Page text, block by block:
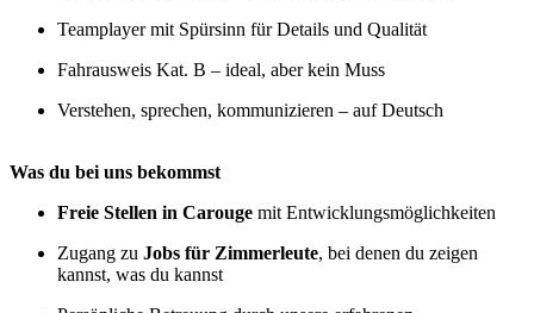
Teamplayer mit Spürsinn für Details und Qualität
Fahrausweis Kat. B – ideal, aber kein Muss
Verstehen, sprechen, kommunizieren – auf Deutsch
Was du bei uns bekommst
Freie Stellen in Carouge mit Entwicklungsmöglichkeiten
Zugang zu Jobs für Zimmerleute, bei denen du zeigen
kannst, was du kannst